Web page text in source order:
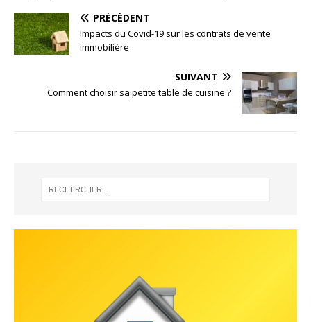
PRÉCÉDENT
Impacts du Covid-19 sur les contrats de vente
immobilière
SUIVANT
Comment choisir sa petite table de cuisine ?